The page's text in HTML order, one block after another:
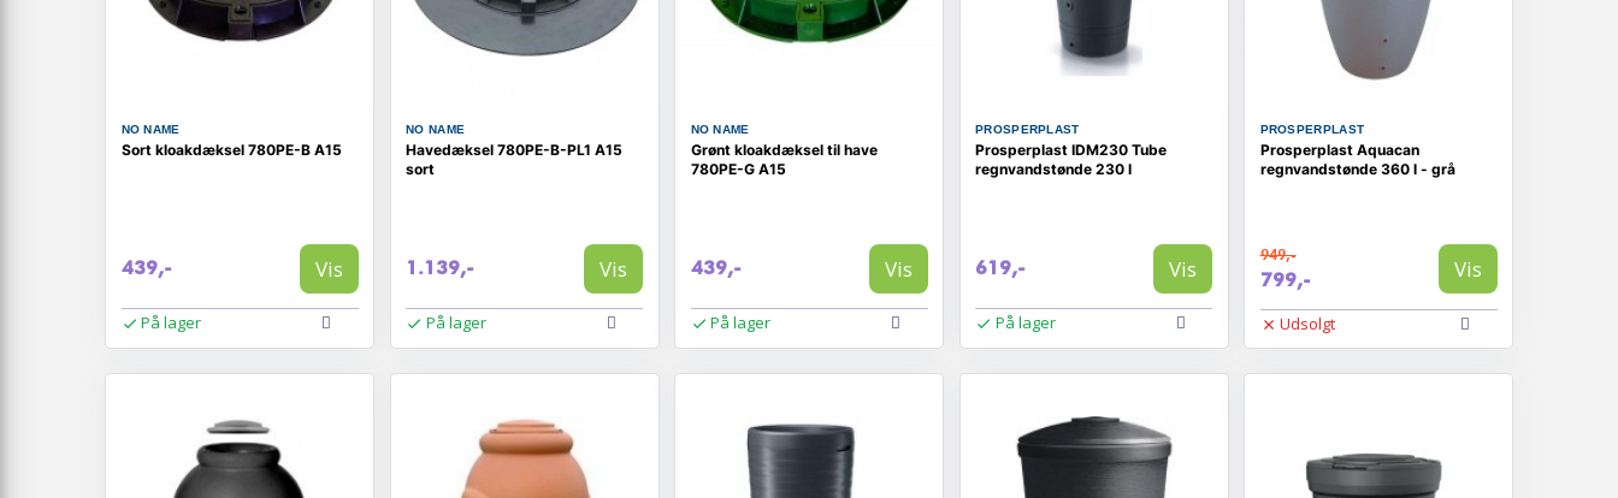
NO NAME
Sort kloakdæksel 780PE-B A15
439,- Vis
På lager
NO NAME
Havedæksel 780PE-B-PL1 A15
sort
1.139,- Vis
På lager
NO NAME
Grønt kloakdæksel til have
780PE-G A15
439,- Vis
På lager
PROSPERPLAST
Prosperplast IDM230 Tube
regnvandstønde 230 l
619,- Vis
På lager
PROSPERPLAST
Prosperplast Aquacan
regnvandstønde 360 l - grå
949,-
799,- Vis
Udsolgt